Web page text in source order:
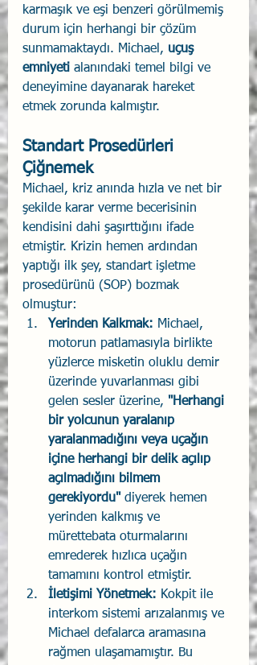
karmaşık ve eşi benzeri görülmemiş
durum için herhangi bir çözüm
sunmamaktaydı. Michael, uçuş
emniyeti alanındaki temel bilgi ve
deneyimine dayanarak hareket
etmek zorunda kalmıştır.
Standart Prosedürleri
Çiğnemek
Michael, kriz anında hızla ve net bir
şekilde karar verme becerisinin
kendisini dahi şaşırttığını ifade
etmiştir. Krizin hemen ardından
yaptığı ilk şey, standart işletme
prosedürünü (SOP) bozmak
olmuştur:
Yerinden Kalkmak: Michael,
motorun patlamasıyla birlikte
yüzlerce misketin oluklu demir
üzerinde yuvarlanması gibi
gelen sesler üzerine, "Herhangi
bir yolcunun yaralanıp
yaralanmadığını veya uçağın
içine herhangi bir delik açılıp
açılmadığını bilmem
gerekiyordu" diyerek hemen
yerinden kalkmış ve
mürettebata oturmalarını
emrederek hızlıca uçağın
tamamını kontrol etmiştir.
İletişimi Yönetmek: Kokpit ile
interkom sistemi arızalanmış ve
Michael defalarca aramasına
rağmen ulaşamamıştır. Bu